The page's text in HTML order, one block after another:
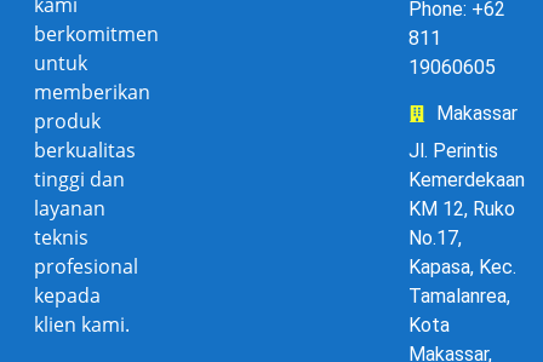
berkomitmen
untuk
memberikan
produk
berkualitas
tinggi dan
layanan
teknis
profesional
kepada
klien kami.
Phone: +62
811
19060605
Makassar
Jl. Perintis
Kemerdekaan
KM 12, Ruko
No.17,
Kapasa, Kec.
Tamalanrea,
Kota
Makassar,